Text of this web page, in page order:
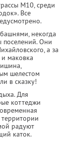
М10, среди
Все
некогда
Они
а за
маковка
шелестом
в сказку!
Для
коттеджи
радуют
каток.